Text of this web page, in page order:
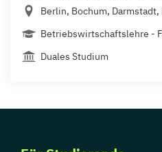
Berlin, Bochum,
Betriebswirtschaftslehre -
Duales Studium